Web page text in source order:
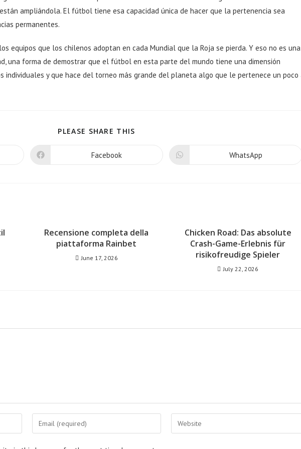
ampliándola. El fútbol tiene esa capacidad única de hacer que la pertenencia sea
permanentes.
equipos que los chilenos adoptan en cada Mundial que la Roja se pierda. Y eso no es una
una forma de demostrar que el fútbol en esta parte del mundo tiene una dimensión
individuales y que hace del torneo más grande del planeta algo que le pertenece un poco
PLEASE SHARE THIS
Facebook WhatsApp
Recensione completa della
piattaforma Rainbet
June 17, 2026
Chicken Road: Das absolute
Crash-Game-Erlebnis für
risikofreudige Spieler
July 22, 2026